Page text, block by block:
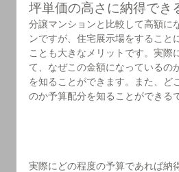
坪単価の高さに納得でき
分譲マンションと比較して高額に
ンですが、住宅展示場をすること
ことも大きなメリットです。実際
て、なぜこの金額になっているの
を知ることができます。また、ど
のか予算配分を知ることができる
実際にどの程度の予算であれば納